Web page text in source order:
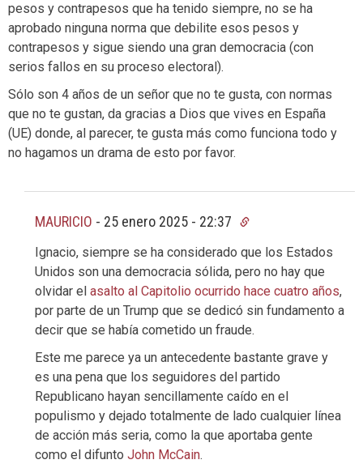
pesos y contrapesos que ha tenido siempre, no se ha
aprobado ninguna norma que debilite esos pesos y
contrapesos y sigue siendo una gran democracia (con
serios fallos en su proceso electoral).
Sólo son 4 años de un señor que no te gusta, con normas
que no te gustan, da gracias a Dios que vives en España
(UE) donde, al parecer, te gusta más como funciona todo y
no hagamos un drama de esto por favor.
MAURICIO - 25 enero 2025 - 22:37
Ignacio, siempre se ha considerado que los Estados
Unidos son una democracia sólida, pero no hay que
olvidar el asalto al Capitolio ocurrido hace cuatro años,
por parte de un Trump que se dedicó sin fundamento a
decir que se había cometido un fraude.
Este me parece ya un antecedente bastante grave y
es una pena que los seguidores del partido
Republicano hayan sencillamente caído en el
populismo y dejado totalmente de lado cualquier línea
de acción más seria, como la que aportaba gente
como el difunto John McCain.